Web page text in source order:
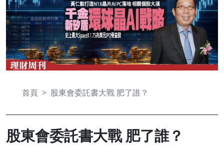
首頁 股東會委託書大戰 肥了誰？
股東會委託書大戰 肥了誰？